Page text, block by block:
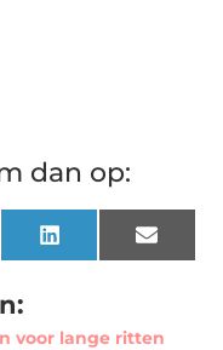
dan op:
LinkedInEmail
voor lange ritten